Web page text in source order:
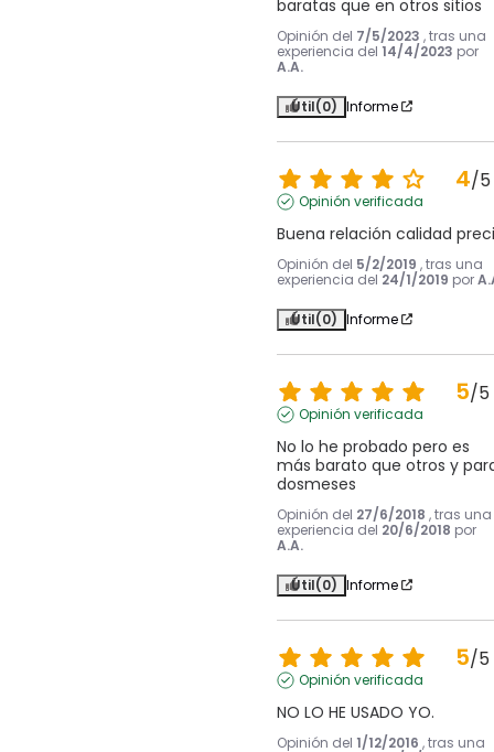
baratas que en otros sitios
Opinión del 7/5/2023 , tras una
experiencia del 14/4/2023 por
A.A.
Útil(0) Informe
4/5
Opinión verificada
Buena relación calidad
Opinión del 5/2/2019 , tras una
experiencia del 24/1/2019 por
Útil(0) Informe
5/5
Opinión verificada
No lo he probado pero es
más barato que otros y
dosmeses
Opinión del 27/6/2018 , tras una
experiencia del 20/6/2018 por
A.A.
Útil(0) Informe
5/5
Opinión verificada
NO LO HE USADO YO.
Opinión del 1/12/2016 , tras una